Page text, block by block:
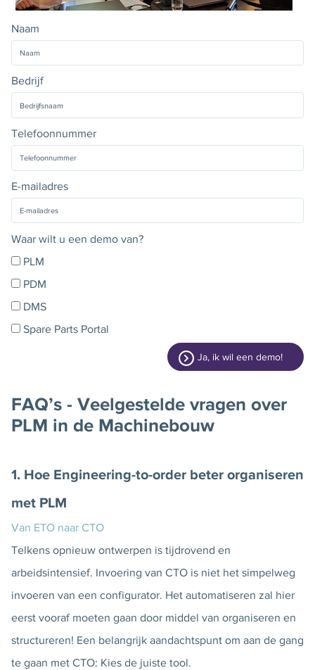
Naam
Bedrijf
Telefoonnummer
E-mailadres
Waar wilt u een demo van?
PLM
PDM
DMS
Spare Parts Portal
Ja, ik wil een demo!
FAQ’s - Veelgestelde vragen over
PLM in de Machinebouw
1. Hoe Engineering-to-order beter organiseren
met PLM
Van ETO naar CTO
Telkens opnieuw ontwerpen is tijdrovend en
arbeidsintensief. Invoering van CTO is niet het simpelweg
invoeren van een configurator. Het automatiseren zal hier
eerst vooraf moeten gaan door middel van organiseren en
structureren! Een belangrijk aandachtspunt om aan de gang
te gaan met CTO: Kies de juiste tool.